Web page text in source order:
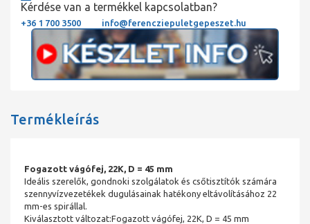
Kérdése van a termékkel kapcsolatban?
+36 1 700 3500 info@ferencziepuletgepeszet.hu
Termékleírás
Fogazott vágófej, 22K, D = 45 mm
Ideális szerelők, gondnoki szolgálatok és csőtisztítók számára
szennyvízvezetékek dugulásainak hatékony eltávolításához 22
mm-es spirállal.
Kiválasztott változat:Fogazott vágófej, 22K, D = 45 mm